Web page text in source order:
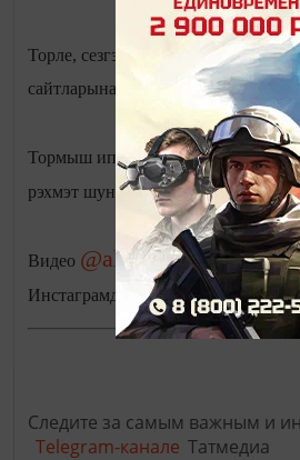
Торле, сезгэ унай булган
сайтларына кереп барсында укый
Тормыш иптэшем
рэхмэт шундый момкинлеклэр
Видео @alfavision_group" -
Инстаграмдагы аккаунтында.
Следите за самым важным и
Telegram-канале Татмедиа